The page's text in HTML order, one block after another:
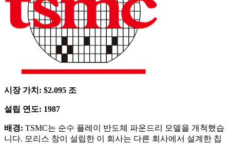
시장 가치: $2.095 조
설립 연도: 1987
배경: TSMC는 순수 플레이 반도체 파운드리 모델을 개척했습
니다. 모리스 창이 설립한 이 회사는 다른 회사에서 설계한 칩